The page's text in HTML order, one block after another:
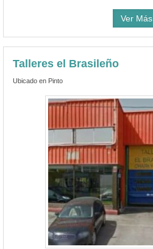
Ver Más
Talleres el Brasileño
Ubicado en Pinto